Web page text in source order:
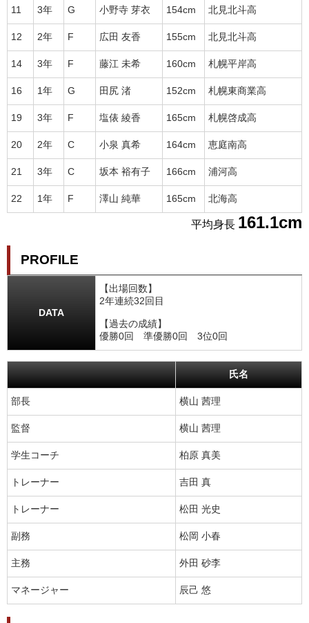
11 3年 G 小野寺 芽衣 154cm 北見北斗高
12 2年 F 広田 友香 155cm 北見北斗高
14 3年 F 藤江 未希 160cm 札幌平岸高
16 1年 G 田尻 渚 152cm 札幌東商業高
19 3年 F 塩俵 綾香 165cm 札幌啓成高
20 2年 C 小泉 真希 164cm 恵庭南高
21 3年 C 坂本 裕有子 166cm 浦河高
22 1年 F 澤山 純華 165cm 北海高
平均身長 161.1cm
PROFILE
DATA
【出場回数】
2年連続32回目
【過去の成績】
優勝0回 準優勝0回 3位0回
氏名
部長 横山 茜理
監督 横山 茜理
学生コーチ 柏原 真美
トレーナー 吉田 真
トレーナー 松田 光史
副務 松岡 小春
主務 外田 砂李
マネージャー 辰己 悠